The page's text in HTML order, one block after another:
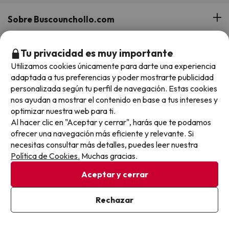
Sobre Buscounchollo.com
¿Quiénes somos?
Tarjeta Regalo
Buscounchollo en los medios
Blog
Web Corporativa
Proveedores
Opiniones de nuestros clientes
Top destinos
Hoteles Andalucía
Hoteles Andorra
Hoteles Cataluña
Hoteles Portugal
Hoteles Valencia
Hoteles Galicia
Hoteles en Islas
Top viajes destacados
Viajes con Niños
Viajes de Ciudad
Viajes de Novios
Top fechas destacadas
Verano
Puente de Agosto
Vacaciones en Agosto
Vacaciones en Septiembre
Info y ayuda
Descarga GRATIS nuestra app
Tu privacidad es muy importante
Utilizamos cookies únicamente para darte una experiencia
adaptada a tus preferencias y poder mostrarte publicidad
personalizada según tu perfil de navegación. Estas cookies
nos ayudan a mostrar el contenido en base a tus intereses y
optimizar nuestra web para ti.
Al hacer clic en "Aceptar y cerrar", harás que te podamos
ofrecer una navegación más eficiente y relevante. Si
necesitas consultar más detalles, puedes leer nuestra
Política de Cookies. Muchas gracias.
Aceptar y cerrar
Rechazar